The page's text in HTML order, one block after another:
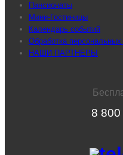
Пансионаты
Мини-Гостиницы
Календарь событий
Обработка
НАШИ ПАРТНЕРЫ
8 800